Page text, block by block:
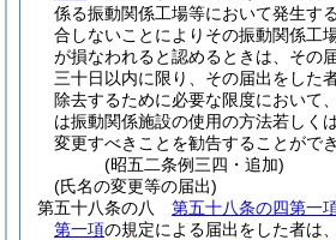
係る振動関係工場等において発生す
合しないことによりその振動関係工
が損なわれると認めるときは、その
三十日以内に限り、その届出をした
除去するために必要な限度において
は振動関係施設の使用の方法若しく
変更すべきことを勧告することができ
(昭五二条例三四・追加)
(氏名の変更等の届出)
第五十八条の八
第五十八条の四第一
第一項の規定による届出をした者は